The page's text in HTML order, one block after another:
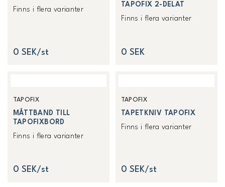
Finns i flera varianter
0 SEK/st
TAPOFIX 2-DELAT
Finns i flera varianter
0 SEK
TAPOFIX
MÅTTBAND TILL
TAPOFIXBORD
Finns i flera varianter
0 SEK/st
TAPOFIX
TAPETKNIV TAPOFIX
Finns i flera varianter
0 SEK/st